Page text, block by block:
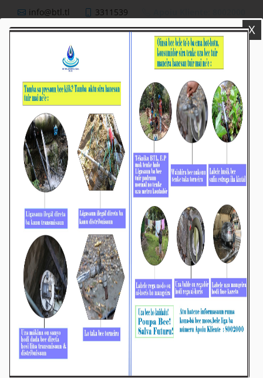
info@btl.tl 3311539
𝐁𝐓𝐋, 𝐄.𝐏: 𝐄𝐤𝐢𝐩𝐚 𝐁𝐈𝐑 𝐄𝐧𝐤𝐨𝐧𝐭𝐫𝐮 𝐑𝐮𝐭𝐢𝐧𝐚 𝐡𝐨
𝐊𝐨𝐦𝐩𝐚𝐧̃𝐢𝐚 𝐈𝐦𝐩𝐥𝐞𝐦𝐞𝐧𝐭𝐚𝐝𝐨́𝐫 𝐋𝐢𝐠𝐚 𝐛𝐚 𝐏𝐫𝐨𝐣𝐞𝐭𝐮
𝐄𝐦𝐞𝐫𝐣𝐞́𝐧𝐬𝐢𝐚 𝐢𝐡𝐚 𝐃𝐢́𝐥𝐢
Média_BTL, E.P 03-Juñu-2024
Díli, 03/06/2024, Vise-Prezidente Komisaun
X